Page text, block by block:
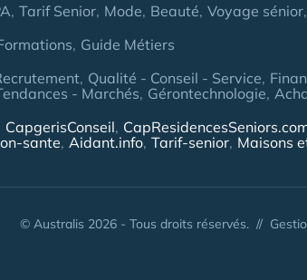
Tarif Senior Mode Beauté Voyage sénior
Guide Métiers
Qualité - Conseil - Service
- Marchés Gérontechnologie
CapgerisConseil
sante Aidant.info Tarif-senior Maisons
© Australis 2026 - Tous droits réservés. //